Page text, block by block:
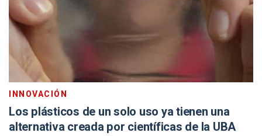
INNOVACIÓN
Los plásticos de un solo uso ya tienen una
alternativa creada por científicas de la UBA